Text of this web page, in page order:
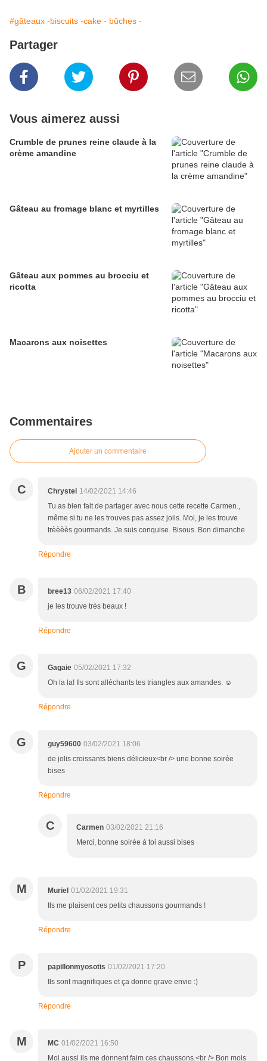
#gâteaux -biscuits -cake - bûches -
Partager
Vous aimerez aussi
Crumble de prunes reine claude à la
crème amandine
Gâteau au fromage blanc et myrtilles
Gâteau aux pommes au brocciu et
ricotta
Macarons aux noisettes
Commentaires
Ajouter un commentaire
C Chrystel 14/02/2021 14:46
Tu as bien fait de partager avec nous cette recette Carmen.,
même si tu ne les trouves pas assez jolis. Moi, je les trouve
trèèèès gourmands. Je suis conquise. Bisous. Bon dimanche
Répondre
B bree13 06/02/2021 17:40
je les trouve très beaux !
Répondre
G Gagaie 05/02/2021 17:32
Oh la la! Ils sont alléchants tes triangles aux amandes. ☺
Répondre
G guy59600 03/02/2021 18:06
de jolis croissants biens délicieux<br /> une bonne soirée
bises
Répondre
C Carmen 03/02/2021 21:16
Merci, bonne soirée à toi aussi bises
M Muriel 01/02/2021 19:31
Ils me plaisent ces petits chaussons gourmands !
Répondre
P papillonmyosotis 01/02/2021 17:20
Ils sont magnifiques et ça donne grave envie :)
Répondre
M MC 01/02/2021 16:50
Moi aussi ils me donnent faim ces chaussons.<br /> Bon mois